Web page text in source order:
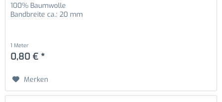
100% Baumwolle
Bandbreite ca.: 20 mm
1 Meter
0,80 € *
Merken